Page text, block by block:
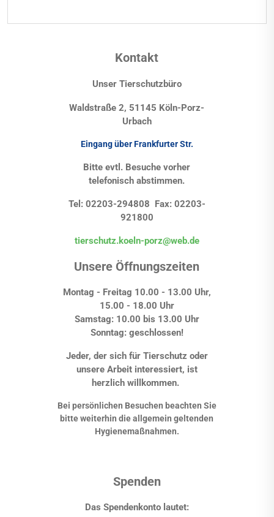
Kontakt
Unser Tierschutzbüro
Waldstraße 2, 51145 Köln-Porz-
Urbach
Eingang über Frankfurter Str.
Bitte evtl. Besuche vorher
telefonisch abstimmen.
Tel: 02203-294808 Fax: 02203-
921800
tierschutz.koeln-porz@web.de
Unsere Öffnungszeiten
Montag - Freitag 10.00 - 13.00 Uhr,
15.00 - 18.00 Uhr
Samstag: 10.00 bis 13.00 Uhr
Sonntag: geschlossen!
Jeder, der sich für Tierschutz oder
unsere Arbeit interessiert, ist
herzlich willkommen.
Bei persönlichen Besuchen beachten Sie
bitte weiterhin die allgemein geltenden
Hygienemaßnahmen.
Spenden
Das Spendenkonto lautet: